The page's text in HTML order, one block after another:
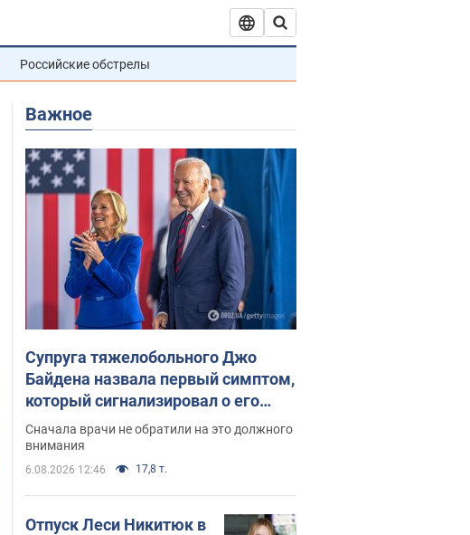
Российские обстрелы
Важное
Супруга тяжелобольного Джо
Байдена назвала первый симптом,
который сигнализировал о его
"агрессивном" раке
Сначала врачи не обратили на это должного
внимания
6.08.2026 12:46 17,8 т.
Отпуск Леси Никитюк в